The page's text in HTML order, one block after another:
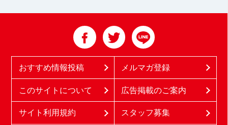
おすすめ情報投稿 メルマガ登録
このサイトについて 広告掲載のご案内
サイト利用規約 スタッフ募集